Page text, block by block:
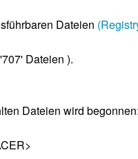
Dateien
Dateien ).
Dateien wird